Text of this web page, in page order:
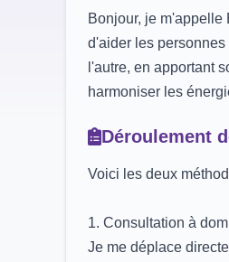
Bonjour, je m'appelle
d'aider les
l'autre, en apportant
harmoniser les
Déroulement
Voici les deux
1. Consultation à
Je me déplace